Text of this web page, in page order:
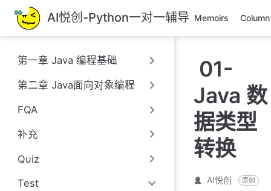
跳
至
主
要
內
容
AI悦创-Python一对一辅导 Memoirs Column
第一章 Java 编程基础
第二章 Java面向对象编程
FQA
补充
Quiz
Test
01-
Java 数
据类型
转换
AI悦创 原创